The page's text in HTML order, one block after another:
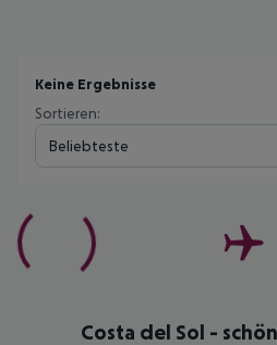
Keine Ergebnisse
Sortieren:
Beliebteste
Costa del Sol -